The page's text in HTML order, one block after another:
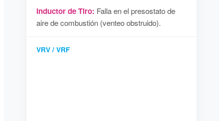
Inductor de Tiro: Falla en el presostato de
aire de combustión (venteo obstruido).
VRV / VRF